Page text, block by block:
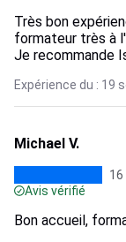
Très bon
formateur très à
Je recommande
Expérience du : 19
Michael V.
Avis vérifié
Bon accueil,